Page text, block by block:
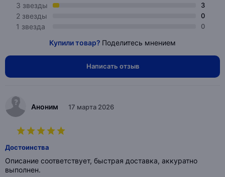
3 звезды 3
2 звезды 0
1 звезда 0
Купили товар? Поделитесь мнением
Написать отзыв
Аноним 17 марта 2026
Достоинства
Описание соответствует, быстрая доставка, аккуратно
выполнен.